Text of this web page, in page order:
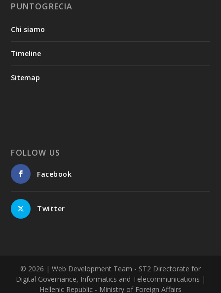
PUNTOGRECIA
Chi siamo
Timeline
Sitemap
FOLLOW US
Facebook
Twitter
© 2026 | Web Development Team - ST2 Directorate for
Digital Governance, Informatics and Telecommunications |
Hellenic Republic - Ministry of Foreign Affairs